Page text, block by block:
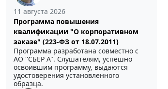
11 августа 2026
Программа повышения
квалификации "О корпоративном
заказе" (223-ФЗ от 18.07.2011)
Программа разработана совместно с
АО ''СБЕР А". Слушателям, успешно
освоившим программу, выдаются
удостоверения установленного
образца.